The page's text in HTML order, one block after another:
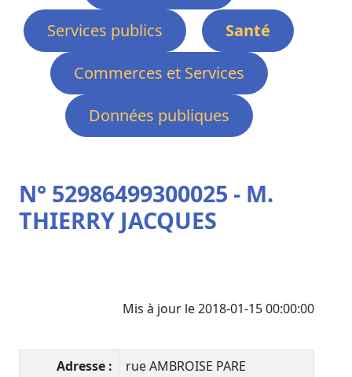
Services publics
Santé
Commerces et Services
Données publiques
N° 52986499300025 - M.
THIERRY JACQUES
Mis à jour le 2018-01-15 00:00:00
Adresse :
rue AMBROISE PARE